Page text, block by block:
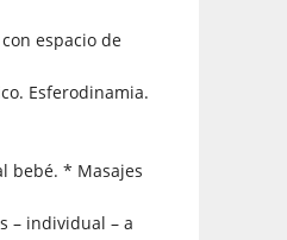
espacio de
Esferodinamia.
bebé. * Masajes
– individual – a